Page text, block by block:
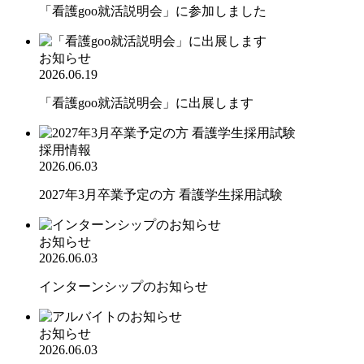
「看護goo就活説明会」に参加しました
お知らせ
2026.06.19
「看護goo就活説明会」に出展します
採用情報
2026.06.03
2027年3月卒業予定の方 看護学生採用試験
お知らせ
2026.06.03
インターンシップのお知らせ
お知らせ
2026.06.03